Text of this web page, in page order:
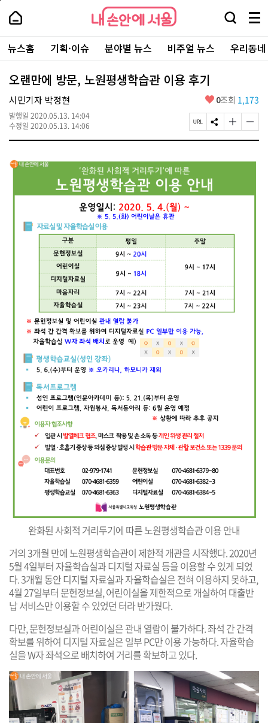
본
로
가
내
손
안
에
서
울
-
서
울
시
대
표
소
포
털
내
손
에
울
검
창
열
기
메
뉴
전
체
보
주
요
서
뉴스홈 기획·이슈 분야별 뉴스 비주얼 뉴스 우리동
오랜만에 방문, 노원평생학습관 이용 후기
시민기자 박정현
발행일 2020.05.13. 14:04
수정일 2020.05.13. 14:06
좋
요
0조회 1,173
페
이
R
L
복
사
S
N
유
글
자
크
경
글
자
작
경
완화된 사회적 거리두기에 따른 노원평생학습관 이용 안내
거의 3개월 만에 노원평생학습관이 제한적 개관을 시작했다. 2020년
5월 4일부터 자율학습실과 디지털 자료실 등을 이용할 수 있게 되었
다. 3개월 동안 디지털 자료실과 자율학습실은 전혀 이용하지 못하고,
4월 27일부터 문헌정보실, 어린이실을 제한적으로 개실하여 대출반
납 서비스만 이용할 수 있었던 터라 반가웠다.
다만, 문헌정보실과 어린이실은 관내 열람이 불가하다. 좌석 간 간격
확보를 위하여 디지털 자료실은 일부 PC만 이용 가능하다. 자율학습
실을 W자 좌석으로 배치하여 거리를 확보하고 있다.
페
상
단
로